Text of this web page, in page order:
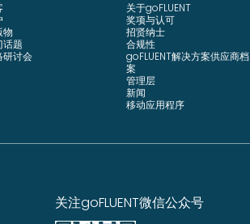
物
话题
研讨会
关于goFLUENT
奖项与认可
招贤纳士
合规性
goFLUENT解决方案供应商档
案
管理层
新闻
移动应用程序
关注goFLUENT微信公众号